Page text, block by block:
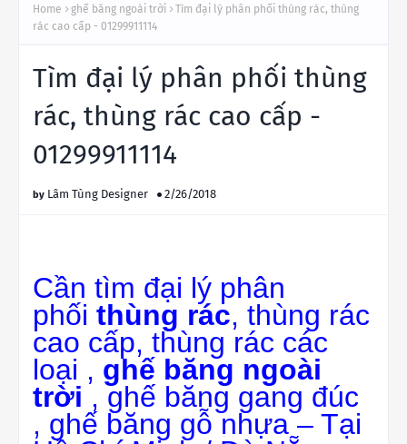
Home ghế băng ngoài trời
Tìm đại lý phân phối thùng rác, thùng
rác cao cấp - 01299911114
Tìm đại lý phân phối thùng
rác, thùng rác cao cấp -
01299911114
Lâm Tùng Designer 2/26/2018
Cần tìm đại lý phân
phối thùng rác, thùng rác
cao cấp, thùng rác các
loại , ghế băng ngoài
trời , ghế băng gang đúc
, ghế băng gỗ nhựa – Tại